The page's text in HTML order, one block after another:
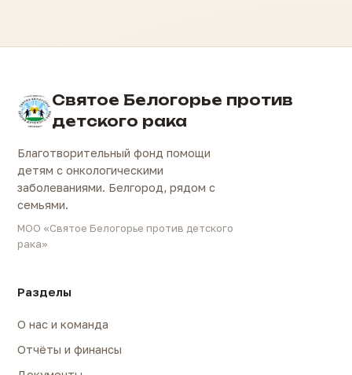
Святое Белогорье против
детского рака
Благотворительный фонд помощи
детям с онкологическими
заболеваниями. Белгород, рядом с
семьями.
МОО «Святое Белогорье против детского
рака»
Разделы
О нас и команда
Отчёты и финансы